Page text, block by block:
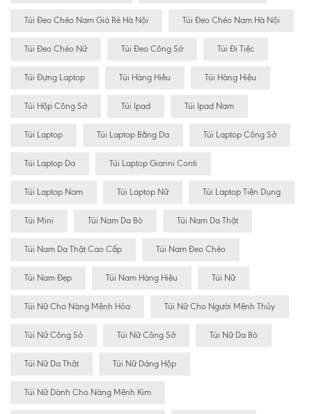
Túi Đeo Chéo Nam Giá Rẻ Hà Nội Túi Đeo Chéo Nam Hà Nội
Túi Đeo Chéo Nữ Túi Đeo Công Sở Túi Đi Tiệc
Túi Đựng Laptop Túi Hàng Hiêu Túi Hàng Hiệu
Túi Hộp Công Sở Túi Ipad Túi Ipad Nam
Túi Laptop Túi Laptop Bằng Da Túi Laptop Công Sở
Túi Laptop Da Túi Laptop Gianni Conti
Túi Laptop Nam Túi Laptop Nữ Túi Laptop Tiện Dụng
Túi Mini Túi Nam Da Bò Túi Nam Da Thật
Túi Nam Da Thật Cao Cấp Túi Nam Đeo Chéo
Túi Nam Đẹp Túi Nam Hàng Hiệu Túi Nữ
Túi Nữ Cho Nàng Mệnh Hỏa Túi Nữ Cho Người Mệnh Thủy
Túi Nữ Công Sỏ Túi Nữ Công Sở Túi Nữ Da Bò
Túi Nữ Da Thật Túi Nữ Dáng Hộp
Túi Nữ Dành Cho Nàng Mệnh Kim